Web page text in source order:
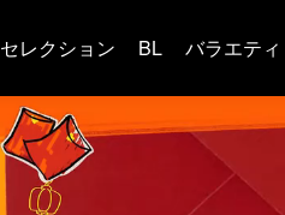
セレクション BL バラエティ